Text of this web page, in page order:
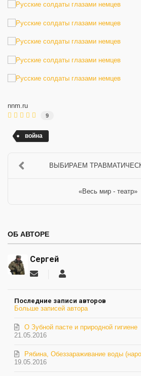
nnm.ru
9
война
ВЫБИРАЕМ
«Весь мир - театр»
ОБ АВТОРЕ
Сергей
Подписаться
автора
Сергей
Последние записи авторов
Больше записей автора
21.05.2016
О Зубной пасте и природной гигиене
19.05.2016
Рябина, Обеззараживание воды